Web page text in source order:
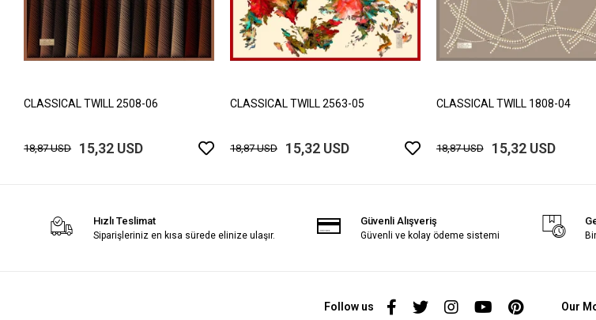
CLASSICAL TWILL 2508-06
18,87 USD 15,32 USD
CLASSICAL TWILL 2563-05
18,87 USD 15,32 USD
CLASSICAL TWILL 1808-04
18,87 USD 15,32 USD
Hızlı Teslimat
Siparişleriniz en kısa sürede elinize ulaşır.
Güvenli Alışveriş
Güvenli ve kolay ödeme sistemi
Follow us Our